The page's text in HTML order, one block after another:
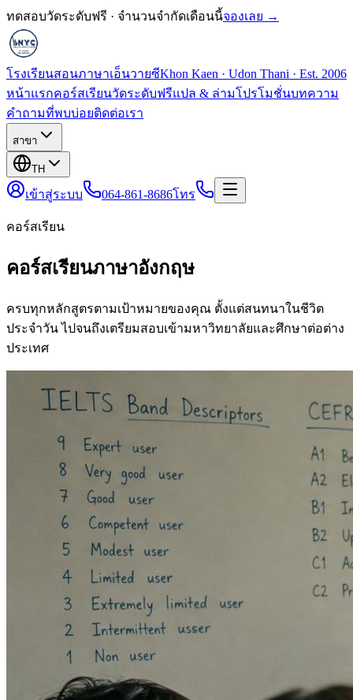
ทดสอบวัดระดับฟรี · จำนวนจำกัดเดือนนี้จองเลย →
โรงเรียนสอนภาษาเอ็นวายซีKhon Kaen · Udon Thani · Est. 2006
หน้าแรกคอร์สเรียนวัดระดับฟรีแปล & ล่ามโปรโมชั่นบทความ
คำถามที่พบบ่อยติดต่อเรา
สาขา
TH
เข้าสู่ระบบ 064-861-8686โทร
คอร์สเรียน
คอร์สเรียนภาษาอังกฤษ
ครบทุกหลักสูตรตามเป้าหมายของคุณ ตั้งแต่สนทนาในชีวิต
ประจำวัน ไปจนถึงเตรียมสอบเข้ามหาวิทยาลัยและศึกษาต่อต่าง
ประเทศ